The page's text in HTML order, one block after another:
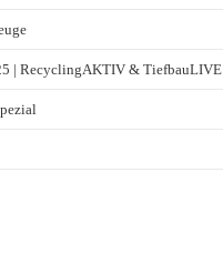
| RecyclingAKTIV & TiefbauLIVE